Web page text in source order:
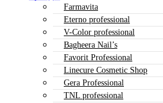
Farmavita
Eterno professional
V-Color professional
Bagheera Nail’s
Favorit Professional
Linecure Cosmetic Shop
Gera Professional
TNL professional